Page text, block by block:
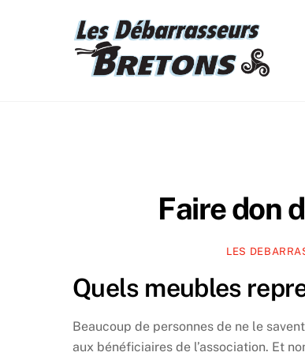
Faire don
LES
Quels meubles
Beaucoup de personnes de ne le
aux bénéficiaires de l’association. Et